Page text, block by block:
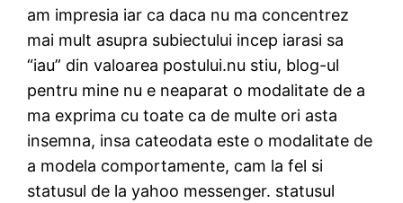
am impresia iar ca daca nu ma concentrez
mai mult asupra subiectului incep iarasi sa
“iau” din valoarea postului.nu stiu, blog-ul
pentru mine nu e neaparat o modalitate de a
ma exprima cu toate ca de multe ori asta
insemna, insa cateodata este o modalitate de
a modela comportamente, cam la fel si
statusul de la yahoo messenger. statusul